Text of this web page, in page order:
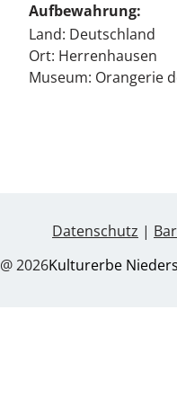
Aufbewahrung:
Land: Deutschland
Ort: Herrenhausen
Museum: Orangerie
Datenschutz |
@ 2026Kulturerbe